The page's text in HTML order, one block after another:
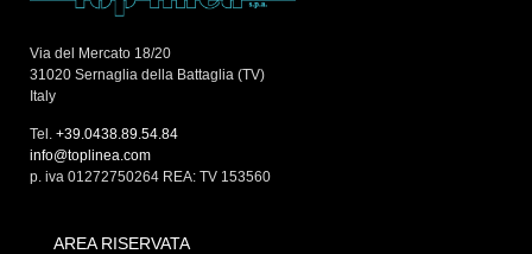
Via del Mercato 18/20
31020 Sernaglia della Battaglia (TV)
Italy
Tel. +39.0438.89.54.84
info@toplinea.com
p. iva 01272750264 REA: TV 153560
AREA RISERVATA